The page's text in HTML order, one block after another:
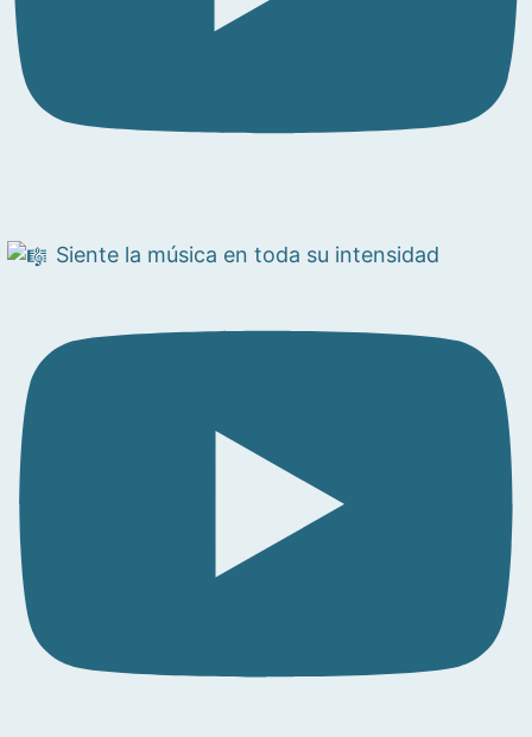
Siente la música en toda su intensidad